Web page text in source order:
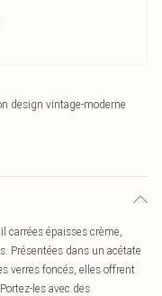
design vintage-moderne
carrées épaisses crème,
Présentées dans un acétate
verres foncés, elles offrent
les avec des